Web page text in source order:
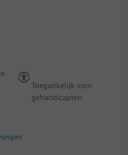
Toegankelijk voor
gehandicapten